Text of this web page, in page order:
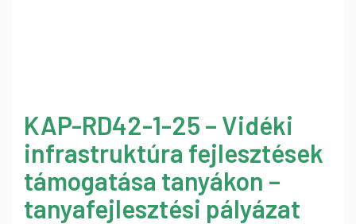
KAP-RD42-1-25 – Vidéki
infrastruktúra fejlesztések
támogatása tanyákon –
tanyafejlesztési pályázat